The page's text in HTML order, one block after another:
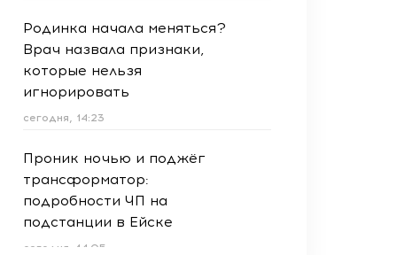
Родинка начала меняться?
Врач назвала признаки,
которые нельзя
игнорировать
сегодня, 14:23
Проник ночью и поджёг
трансформатор:
подробности ЧП на
подстанции в Ейске
сегодня, 14:05